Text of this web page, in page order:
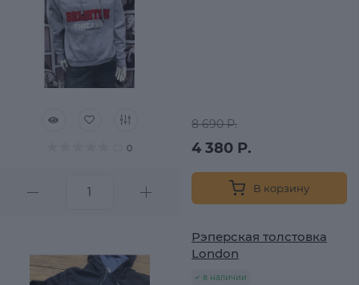
0
8 690 Р.
4 380 Р.
В корзину
Рэперская толстовка
London
в наличии